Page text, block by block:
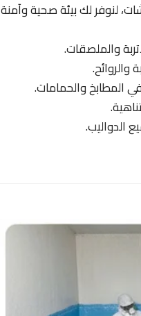
لنوفر لك بيئة صحية وآمنة
والملصقات.
والروائح.
المطابخ والحمامات.
الدواليب.